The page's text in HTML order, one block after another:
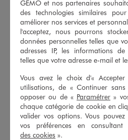
Tee-shirt à manches courtes et col tunisien homme
9,99 €
5/5 de moyenne
(28 avis)
AJOUTER AU PANIER
5/5
GÉMO et nos partenaires
des technologies similaires
améliorer nos services et
l'acceptez, nous pourrons
données personnelles telles que
adresses IP, les informations
telles que votre adresse e-mail et
Vous avez le choix d'«
utilisations, de « Continuer
opposer ou de « Paramétrer »
chaque catégorie de cookie en
valider vos options. Vous
vos préférences en
des cookies ».